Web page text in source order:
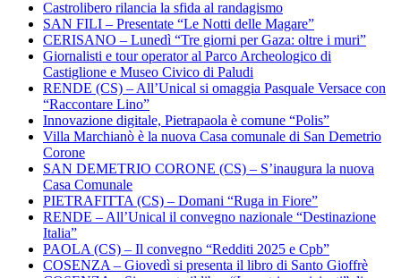
Castrolibero rilancia la sfida al randagismo
SAN FILI – Presentate “Le Notti delle Magare”
CERISANO – Lunedì “Tre giorni per Gaza: oltre i muri”
Giornalisti e tour operator al Parco Archeologico di
Castiglione e Museo Civico di Paludi
RENDE (CS) – All’Unical si omaggia Pasquale Versace con
“Raccontare Lino”
Innovazione digitale, Pietrapaola è comune “Polis”
Villa Marchianò è la nuova Casa comunale di San Demetrio
Corone
SAN DEMETRIO CORONE (CS) – S’inaugura la nuova
Casa Comunale
PIETRAFITTA (CS) – Domani “Ruga in Fiore”
RENDE – All’Unical il convegno nazionale “Destinazione
Italia”
PAOLA (CS) – Il convegno “Redditi 2025 e Cpb”
COSENZA – Giovedì si presenta il libro di Santo Gioffrè